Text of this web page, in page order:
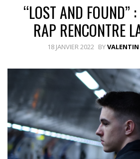
“LOST AND FOUND”
RAP RENCONTRE
18 JANVIER 2022 BY